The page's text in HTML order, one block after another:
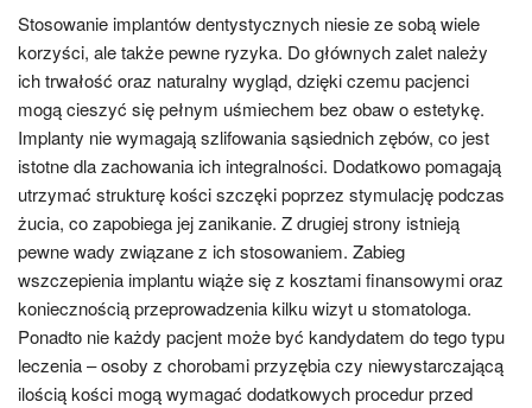
Stosowanie implantów dentystycznych niesie ze sobą wiele
korzyści, ale także pewne ryzyka. Do głównych zalet należy
ich trwałość oraz naturalny wygląd, dzięki czemu pacjenci
mogą cieszyć się pełnym uśmiechem bez obaw o estetykę.
Implanty nie wymagają szlifowania sąsiednich zębów, co jest
istotne dla zachowania ich integralności. Dodatkowo pomagają
utrzymać strukturę kości szczęki poprzez stymulację podczas
żucia, co zapobiega jej zanikanie. Z drugiej strony istnieją
pewne wady związane z ich stosowaniem. Zabieg
wszczepienia implantu wiąże się z kosztami finansowymi oraz
koniecznością przeprowadzenia kilku wizyt u stomatologa.
Ponadto nie każdy pacjent może być kandydatem do tego typu
leczenia – osoby z chorobami przyzębia czy niewystarczającą
ilością kości mogą wymagać dodatkowych procedur przed